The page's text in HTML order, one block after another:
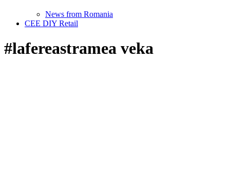
News from Romania
CEE DIY Retail
#lafereastramea veka